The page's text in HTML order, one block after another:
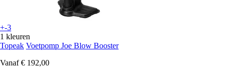
+-3
1 kleuren
Topeak Voetpomp Joe Blow Booster
Vanaf € 192,00